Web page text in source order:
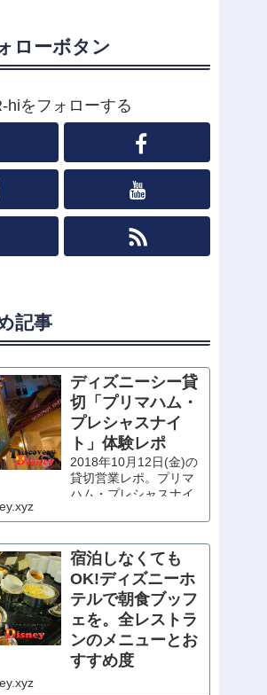
ローボタン
hiをフォローする
記事
ディズニーシー貸
切「プリマハム・
プレシャスナイ
ト」体験レポ
2018年10月12日(金)の
貸切営業レポ。プリマ
ハム・プレシャスナイ
いっきり堪能してきま
した！
宿泊しなくても
OK!ディズニーホ
テルで朝食ブッフ
ェを。全レストラ
ンのメニューとお
すすめ度